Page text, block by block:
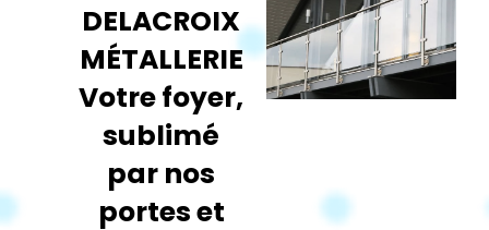
DELACROIX
MÉTALLERIE
Votre foyer,
sublimé
par nos
portes et